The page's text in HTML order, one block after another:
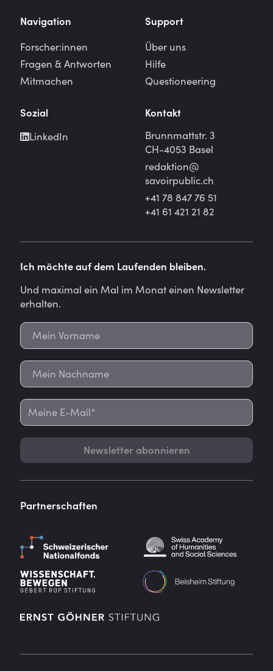
Navigation
Forscher:innen
Fragen & Antworten
Mitmachen
Support
Über uns
Hilfe
Questioneering
Sozial
LinkedIn
Kontakt
Brunnmattstr. 3
CH-4053 Basel
redaktion@
savoirpublic.ch
+41 78 847 76 51
+41 61 421 21 82
Ich möchte auf dem Laufenden bleiben.
Und maximal ein Mal im Monat einen Newsletter
erhalten.
Newsletter abonnieren
Partnerschaften